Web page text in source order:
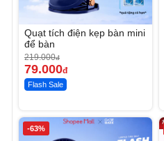
Quạt tích điện kẹp bàn mini
để bàn
219.000đ
79.000đ
Flash Sale
-63%